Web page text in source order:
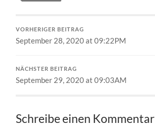
VORHERIGER BEITRAG
September 28, 2020 at 09:22PM
NÄCHSTER BEITRAG
September 29, 2020 at 09:03AM
Schreibe einen Kommentar